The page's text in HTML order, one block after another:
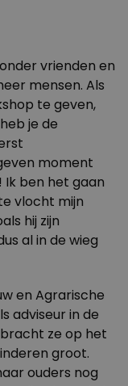
vrienden en
mensen. Als
te geven,
je de
moment
Ik ben het gaan
vlocht mijn
hij zijn
al in de wieg
en Agrarische
adviseur in de
ze op het
groot.
ouders nog